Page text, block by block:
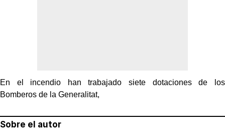
En el incendio han trabajado siete dotaciones de los
Bomberos de la Generalitat,
Sobre el autor